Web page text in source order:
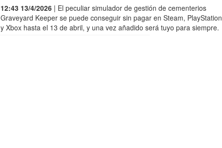
12:43 13/4/2026 | El peculiar simulador de gestión de cementerios
Graveyard Keeper se puede conseguir sin pagar en Steam, PlayStation
y Xbox hasta el 13 de abril, y una vez añadido será tuyo para siempre.